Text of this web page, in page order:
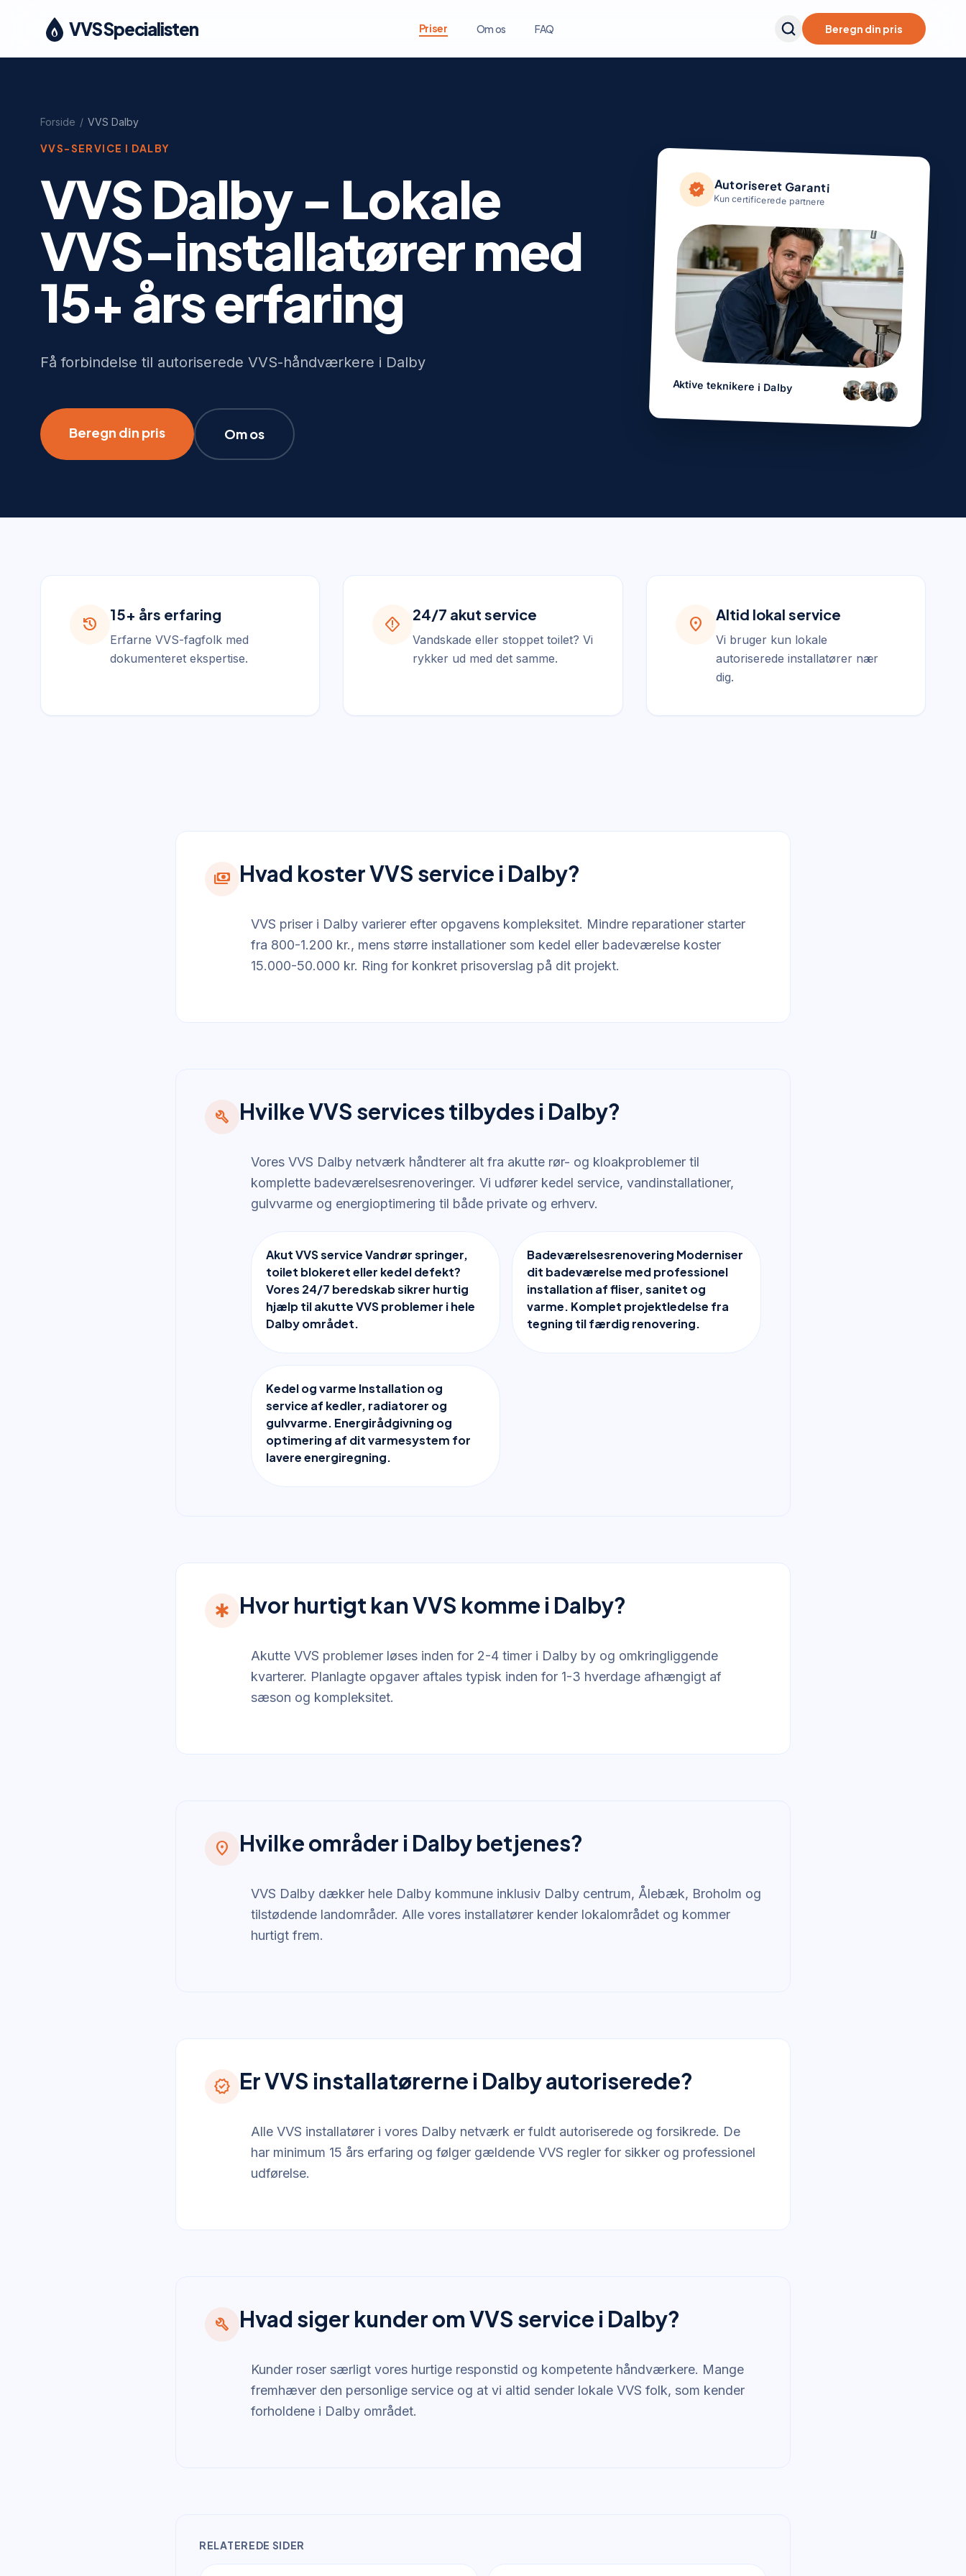
VVS Specialisten Priser Om os FAQ Beregn din pris
Forside / VVS Dalby
VVS-SERVICE I DALBY
VVS Dalby - Lokale
VVS-installatører med
15+ års erfaring
Få forbindelse til autoriserede VVS-håndværkere i Dalby
Beregn din pris Om os
verified Autoriseret Garanti
Kun certificerede partnere
Aktive teknikere i Dalby
history
15+ års erfaring
Erfarne VVS-fagfolk med
dokumenteret ekspertise.
emergency_home
24/7 akut service
Vandskade eller stoppet toilet? Vi
rykker ud med det samme.
location_on
Altid lokal service
Vi bruger kun lokale
autoriserede installatører nær
dig.
payments Hvad koster VVS service i Dalby?
VVS priser i Dalby varierer efter opgavens kompleksitet. Mindre reparationer starter
fra 800-1.200 kr., mens større installationer som kedel eller badeværelse koster
15.000-50.000 kr. Ring for konkret prisoverslag på dit projekt.
build Hvilke VVS services tilbydes i Dalby?
Vores VVS Dalby netværk håndterer alt fra akutte rør- og kloakproblemer til
komplette badeværelsesrenoveringer. Vi udfører kedel service, vandinstallationer,
gulvvarme og energioptimering til både private og erhverv.
Akut VVS service Vandrør springer,
toilet blokeret eller kedel defekt?
Vores 24/7 beredskab sikrer hurtig
hjælp til akutte VVS problemer i hele
Dalby området.
Badeværelsesrenovering Moderniser
dit badeværelse med professionel
installation af fliser, sanitet og
varme. Komplet projektledelse fra
tegning til færdig renovering.
Kedel og varme Installation og
service af kedler, radiatorer og
gulvvarme. Energirådgivning og
optimering af dit varmesystem for
lavere energiregning.
emergency Hvor hurtigt kan VVS komme i Dalby?
Akutte VVS problemer løses inden for 2-4 timer i Dalby by og omkringliggende
kvarterer. Planlagte opgaver aftales typisk inden for 1-3 hverdage afhængigt af
sæson og kompleksitet.
location_on Hvilke områder i Dalby betjenes?
VVS Dalby dækker hele Dalby kommune inklusiv Dalby centrum, Ålebæk, Broholm og
tilstødende landområder. Alle vores installatører kender lokalområdet og kommer
hurtigt frem.
verified Er VVS installatørerne i Dalby autoriserede?
Alle VVS installatører i vores Dalby netværk er fuldt autoriserede og forsikrede. De
har minimum 15 års erfaring og følger gældende VVS regler for sikker og professionel
udførelse.
build Hvad siger kunder om VVS service i Dalby?
Kunder roser særligt vores hurtige responstid og kompetente håndværkere. Mange
fremhæver den personlige service og at vi altid sender lokale VVS folk, som kender
forholdene i Dalby området.
RELATEREDE SIDER